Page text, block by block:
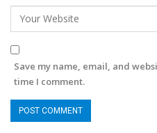
Save my name, email, and
time I comment.